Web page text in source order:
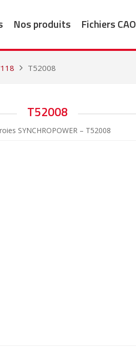
Nos produits Fichiers CAO
T52008
T52008
SYNCHROPOWER – T52008